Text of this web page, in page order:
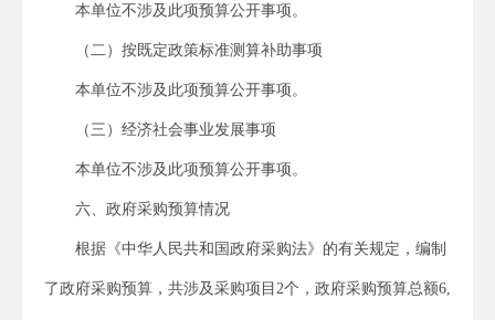
本单位不涉及此项预算公开事项。
（二）按既定政策标准测算补助事项
本单位不涉及此项预算公开事项。
（三）经济社会事业发展事项
本单位不涉及此项预算公开事项。
六、政府采购预算情况
根据《中华人民共和国政府采购法》的有关规定，编制
了政府采购预算，共涉及采购项目2个，政府采购预算总额6,